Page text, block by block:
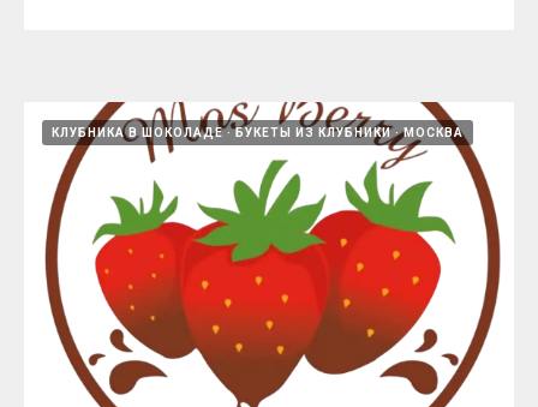
КЛУБНИКА В ШОКОЛАДЕ БУКЕТЫ ИЗ КЛУБНИКИ МОСКВА